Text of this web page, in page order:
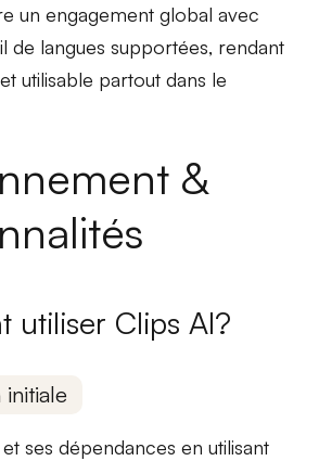
unengagement global avec
de langues supportées, rendant
utilisable partout dans le
&
utiliser Clips AI?
initiale
et sesdépendances en utilisant